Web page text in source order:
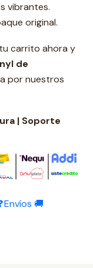
vibrantes.
original.
carrito ahora y
de
por nuestros
| Soporte
Envíos 🚚